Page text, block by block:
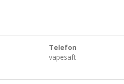
Telefon
vapesaft